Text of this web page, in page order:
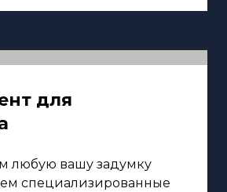
для
любую вашу задумку
специализированные